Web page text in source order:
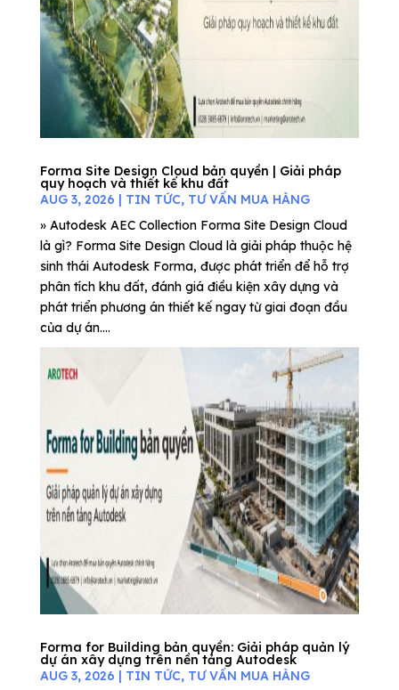
Forma Site Design Cloud bản quyền | Giải pháp
quy hoạch và thiết kế khu đất
AUG 3, 2026 | TIN TỨC, TƯ VẤN MUA HÀNG
» Autodesk AEC Collection Forma Site Design Cloud
là gì? Forma Site Design Cloud là giải pháp thuộc hệ
sinh thái Autodesk Forma, được phát triển để hỗ trợ
phân tích khu đất, đánh giá điều kiện xây dựng và
phát triển phương án thiết kế ngay từ giai đoạn đầu
của dự án....
Forma for Building bản quyền: Giải pháp quản lý
dự án xây dựng trên nền tảng Autodesk
AUG 3, 2026 | TIN TỨC, TƯ VẤN MUA HÀNG